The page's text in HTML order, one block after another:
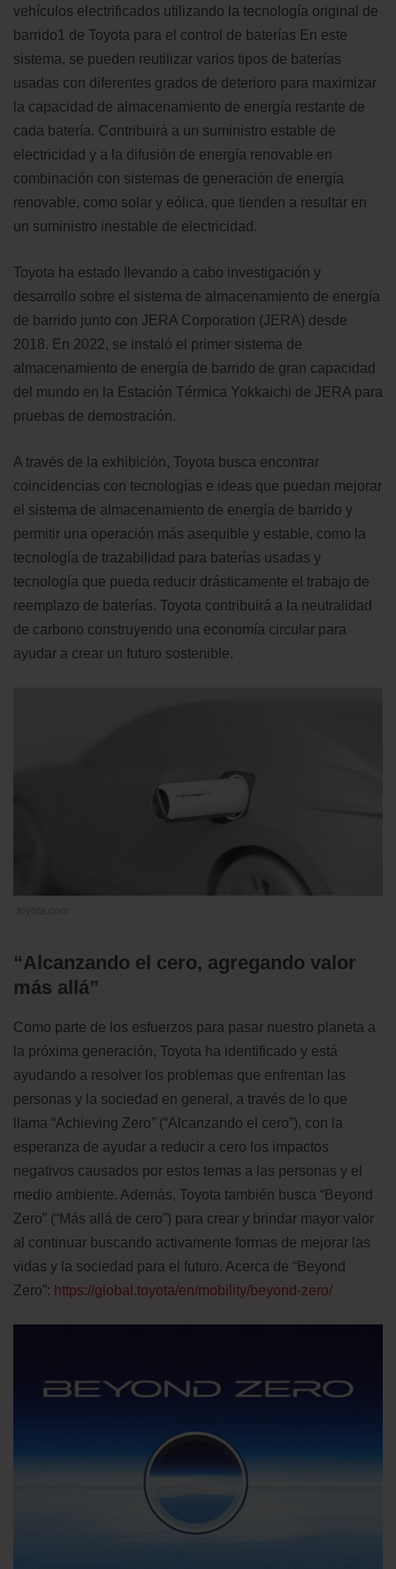
vehículos electrificados utilizando la tecnología original de
barrido1 de Toyota para el control de baterías En este
sistema, se pueden reutilizar varios tipos de baterías
usadas con diferentes grados de deterioro para maximizar
la capacidad de almacenamiento de energía restante de
cada batería. Contribuirá a un suministro estable de
electricidad y a la difusión de energía renovable en
combinación con sistemas de generación de energía
renovable, como solar y eólica, que tienden a resultar en
un suministro inestable de electricidad.
Toyota ha estado llevando a cabo investigación y
desarrollo sobre el sistema de almacenamiento de energía
de barrido junto con JERA Corporation (JERA) desde
2018. En 2022, se instaló el primer sistema de
almacenamiento de energía de barrido de gran capacidad
del mundo en la Estación Térmica Yokkaichi de JERA para
pruebas de demostración.
A través de la exhibición, Toyota busca encontrar
coincidencias con tecnologías e ideas que puedan mejorar
el sistema de almacenamiento de energía de barrido y
permitir una operación más asequible y estable, como la
tecnología de trazabilidad para baterías usadas y
tecnología que pueda reducir drásticamente el trabajo de
reemplazo de baterías. Toyota contribuirá a la neutralidad
de carbono construyendo una economía circular para
ayudar a crear un futuro sostenible.
“Alcanzando el cero, agregando valor
más allá”
Como parte de los esfuerzos para pasar nuestro planeta a
la próxima generación, Toyota ha identificado y está
ayudando a resolver los problemas que enfrentan las
personas y la sociedad en general, a través de lo que
llama “Achieving Zero” (“Alcanzando el cero”), con la
esperanza de ayudar a reducir a cero los impactos
negativos causados por estos temas a las personas y el
medio ambiente. Además, Toyota también busca “Beyond
Zero” (“Más allá de cero”) para crear y brindar mayor valor
al continuar buscando activamente formas de mejorar las
vidas y la sociedad para el futuro. Acerca de “Beyond
Zero”: https://global.toyota/en/mobility/beyond-zero/